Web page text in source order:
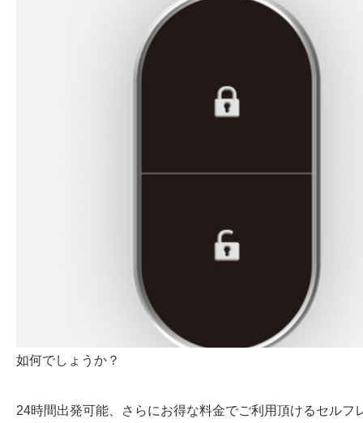
如何でしょうか？
24時間出発可能、さらにお得な料金でご利用頂けるセルフ